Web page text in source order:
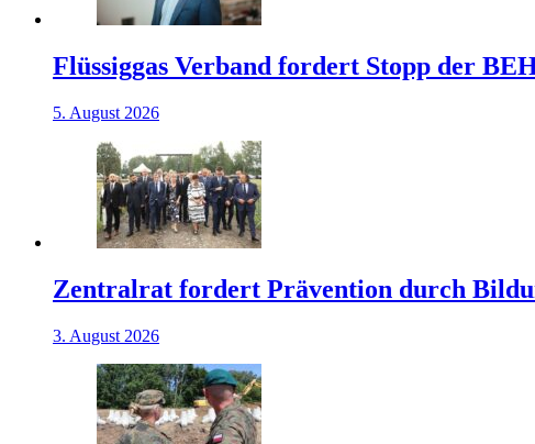
Flüssiggas Verband fordert Stopp der
5. August 2026
Zentralrat fordert Prävention durch
3. August 2026